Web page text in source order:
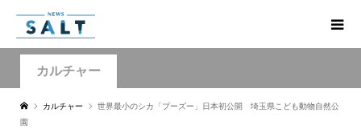
カルチャー
カルチャー
世界最小のシカ「プーズー」日本初公開 埼玉県こども動物自然公
園